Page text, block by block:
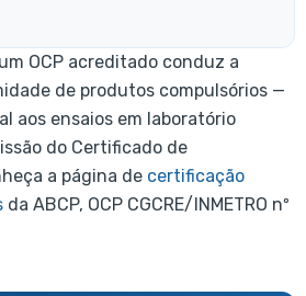
OCP acreditado conduz a
de produtos compulsórios —
aos ensaios em laboratório
do Certificado de
a página de certificação
da ABCP, OCP CGCRE/INMETRO nº